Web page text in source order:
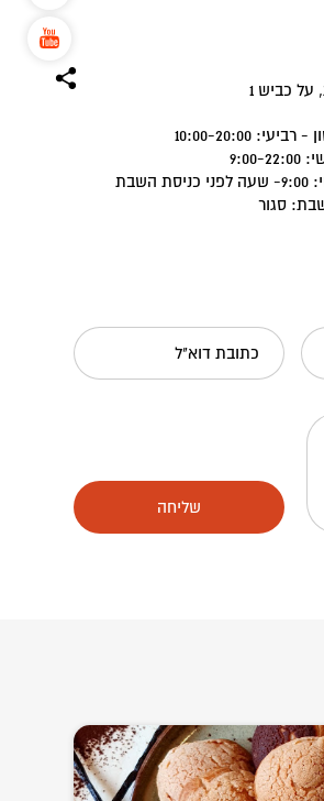
כביש 1
10:00-20:00
22:00
השבת
סגור
כתובת דוא"ל
שליחה